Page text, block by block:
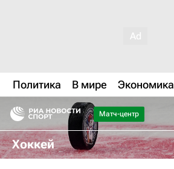
Политика В мире Экономика
Матч-центр
Хоккей